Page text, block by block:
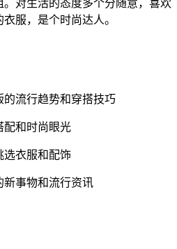
对生活的态度多个分随意，喜欢
服，是个时尚达人。
流行趋势和穿搭技巧
配和时尚眼光
选衣服和配饰
新事物和流行资讯